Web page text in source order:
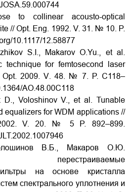
to collinear acousto-optical
// Opt. Eng. 1992. V. 31. № 10. P.
10.1117/12.58877
S.I., Makarov O.Yu., et al.
technique for femtosecond laser
Opt. 2009. V. 48. № 7. P. C118–
AO.48.00C118
D., Voloshinov V., et al. Tunable
equalizers for WDM applications //
V. 20. № 5 P. 892–899.
В.Б., Макаров О.Ю.
перестраиваемые
на основе кристалла
спектрального уплотнения и